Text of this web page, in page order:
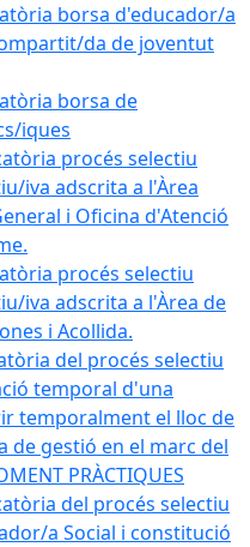
borsa d'educador/a
da de joventut
borsa de
iques
procés selectiu
iva adscrita a l'Àrea
i Oficina d'Atenció
procés selectiu
iva adscrita a l'Àrea de
i Acollida.
del procés selectiu
temporal d'una
temporalment el lloc de
de gestió en el marc del
PRÀCTIQUES
del procés selectiu
a Social i constitució